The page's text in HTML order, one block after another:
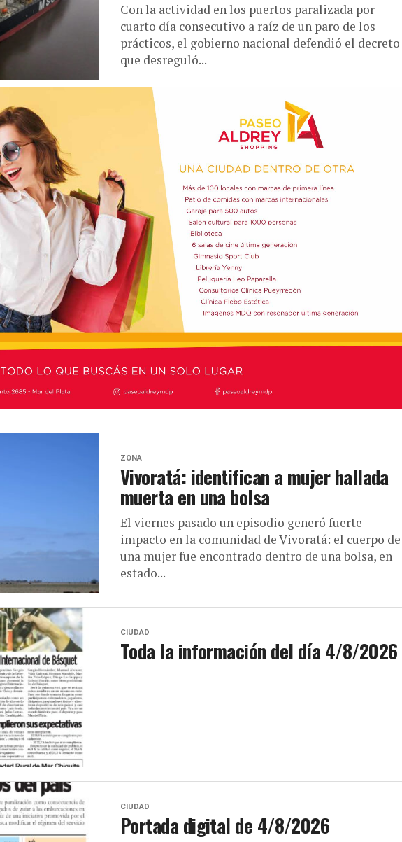
Con la actividad en los puertos paralizada por
cuarto día consecutivo a raíz de un paro de los
prácticos, el gobierno nacional defendió el decreto
que desreguló...
ZONA
Vivoratá: identifican a mujer hallada
muerta en una bolsa
El viernes pasado un episodio generó fuerte
impacto en la comunidad de Vivoratá: el cuerpo de
una mujer fue encontrado dentro de una bolsa, en
estado...
CIUDAD
Toda la información del día 4/8/2026
CIUDAD
Portada digital de 4/8/2026